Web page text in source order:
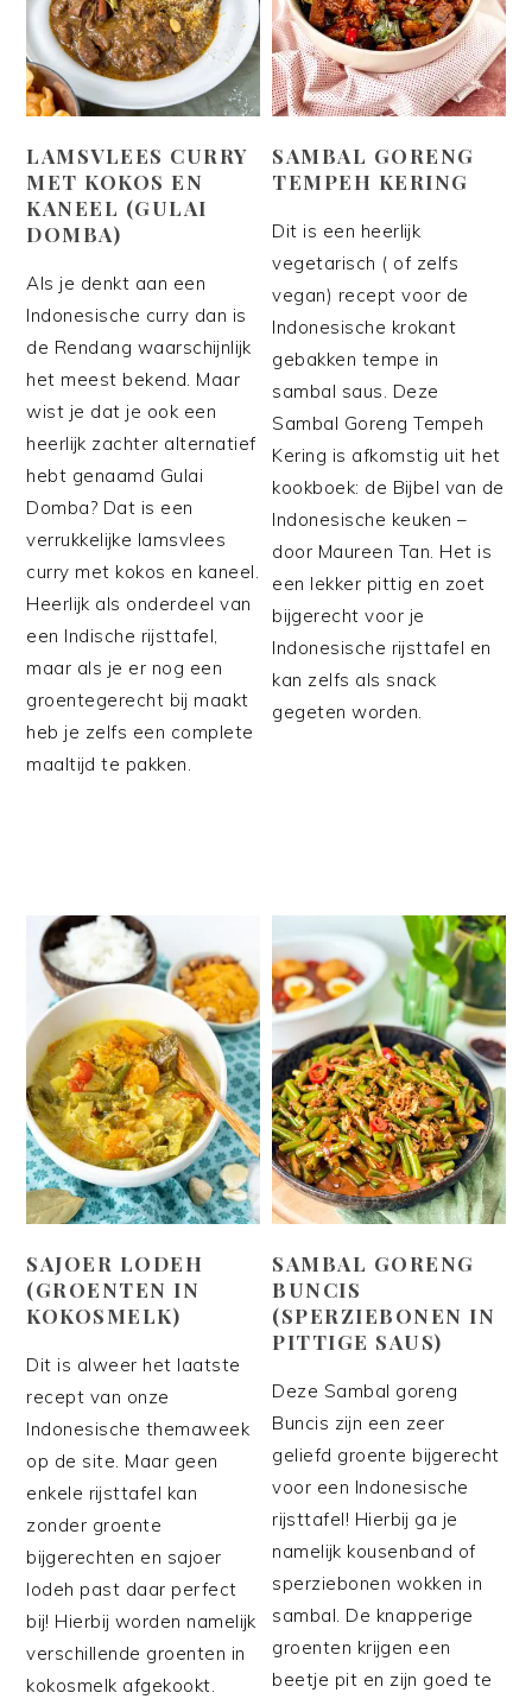
LAMSVLEES CURRY
MET KOKOS EN
KANEEL (GULAI
DOMBA)
Als je denkt aan een
Indonesische curry dan is
de Rendang waarschijnlijk
het meest bekend. Maar
wist je dat je ook een
heerlijk zachter alternatief
hebt genaamd Gulai
Domba? Dat is een
verrukkelijke lamsvlees
curry met kokos en kaneel.
Heerlijk als onderdeel van
een Indische rijsttafel,
maar als je er nog een
groentegerecht bij maakt
heb je zelfs een complete
maaltijd te pakken.
SAMBAL GORENG
TEMPEH KERING
Dit is een heerlijk
vegetarisch ( of zelfs
vegan) recept voor de
Indonesische krokant
gebakken tempe in
sambal saus. Deze
Sambal Goreng Tempeh
Kering is afkomstig uit het
kookboek: de Bijbel van de
Indonesische keuken –
door Maureen Tan. Het is
een lekker pittig en zoet
bijgerecht voor je
Indonesische rijsttafel en
kan zelfs als snack
gegeten worden.
SAJOER LODEH
(GROENTEN IN
KOKOSMELK)
Dit is alweer het laatste
recept van onze
Indonesische themaweek
op de site. Maar geen
enkele rijsttafel kan
zonder groente
bijgerechten en sajoer
lodeh past daar perfect
bij! Hierbij worden namelijk
verschillende groenten in
kokosmelk afgekookt.
SAMBAL GORENG
BUNCIS
(SPERZIEBONEN IN
PITTIGE SAUS)
Deze Sambal goreng
Buncis zijn een zeer
geliefd groente bijgerecht
voor een Indonesische
rijsttafel! Hierbij ga je
namelijk kousenband of
sperziebonen wokken in
sambal. De knapperige
groenten krijgen een
beetje pit en zijn goed te